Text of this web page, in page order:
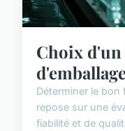
Choix
Déterminer le
repose sur une
fiabilité et de